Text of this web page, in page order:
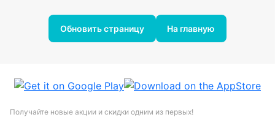
Обновить страницу На главную
Получайте новые акции и скидки одним из первых!